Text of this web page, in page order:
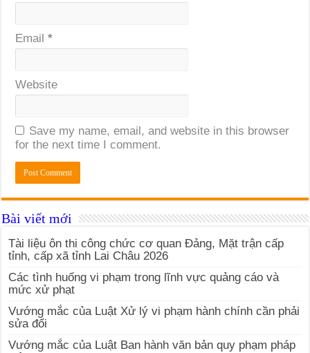
Email*
Website
Save my name, email, and website in this browser
for the next time I comment.
Bài viết mới
Tài liệu ôn thi công chức cơ quan Đảng, Mặt trận cấp
tỉnh, cấp xã tỉnh Lai Châu 2026
Các tình huống vi phạm trong lĩnh vực quảng cáo và
mức xử phạt
Vướng mắc của Luật Xử lý vi phạm hành chính cần phải
sửa đổi
Vướng mắc của Luật Ban hành văn bản quy phạm pháp